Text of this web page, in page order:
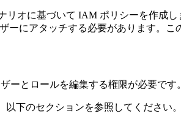
リオに基づいて IAM ポリシーを作成
にアタッチする必要があります。
ーとロールを編集する権限が必要です。
下のセクションを参照してください。